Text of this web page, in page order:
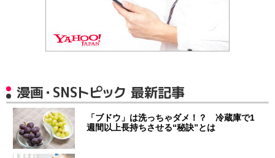
漫画・SNSトピック 最新記事
「ブドウ」は洗っちゃダメ！？ 冷蔵庫で1
週間以上長持ちさせる“秘訣”とは